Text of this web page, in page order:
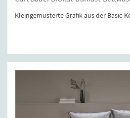
Kleingemusterte Grafik aus der Basic-